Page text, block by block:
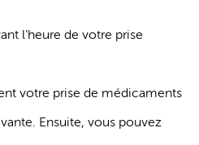
l’heure de votre prise
votre prise de médicaments
Ensuite, vous pouvez